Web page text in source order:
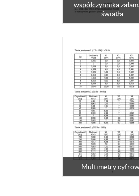
współczynnika
światła
Multimetry